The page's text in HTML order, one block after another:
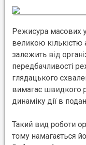
Режисура масових
великою кількістю
залежить від
передбачливості
глядацького
вимагає швидкого
динаміку дії в
Такий вид роботи
тому намагається